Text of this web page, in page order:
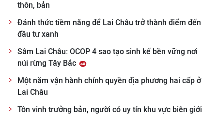
thôn, bản
Đánh thức tiềm năng để Lai Châu trở thành điểm đến
đầu tư xanh
Sâm Lai Châu: OCOP 4 sao tạo sinh kế bền vững nơi
núi rừng Tây Bắc
Một năm vận hành chính quyền địa phương hai cấp ở
Lai Châu
Tôn vinh trưởng bản, người có uy tín khu vực biên giới